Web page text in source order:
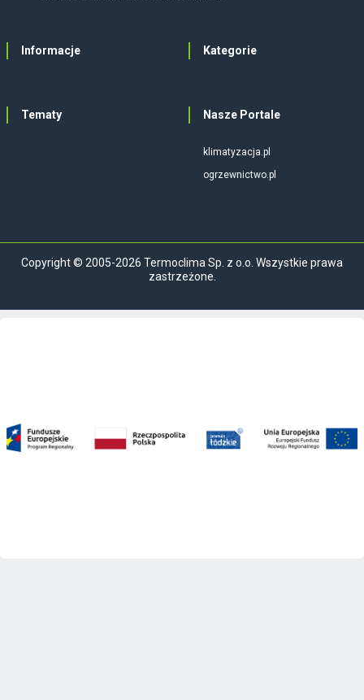
Informacje Kategorie
Tematy Nasze Portale
klimatyzacja.pl
ogrzewnictwo.pl
Copyright © 2005-2026 Termoclima Sp. z o.o. Wszystkie prawa
zastrzeżone.